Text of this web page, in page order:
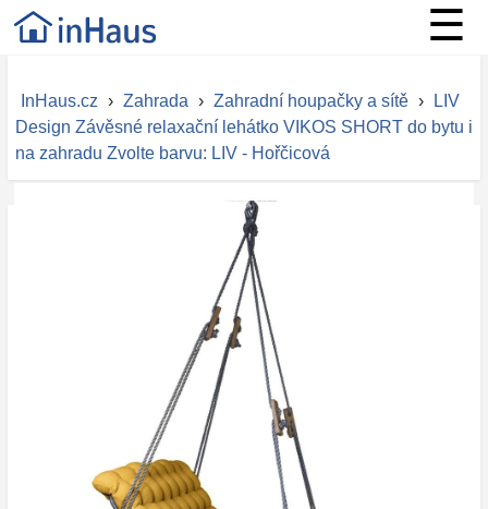
☰
InHaus.cz › Zahrada › Zahradní houpačky a sítě ›
LIV
Design Závěsné relaxační lehátko VIKOS SHORT do bytu i
na zahradu Zvolte barvu: LIV - Hořčicová